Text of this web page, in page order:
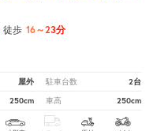
徒歩 16～23分
屋外 駐車台数 2台
250cm 車高 250cm